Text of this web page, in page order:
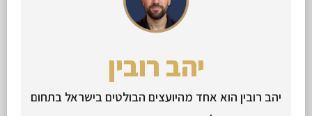
יהב רובין
יהב רובין הוא אחד מהיועצים הבולטים בישראל בתחום